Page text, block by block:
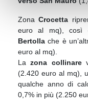
ZonaCrocetta
euro al mq), così
Bertolla che è
euro al mq).
Lazona collinare
(2.420 euro al mq),
qualche anno di
0,7% in più (2.250